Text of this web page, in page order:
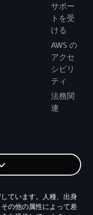
サポー
トを受
ける
AWS の
アクセ
シビリ
ティ
法務関
連
ています。人種、出身
の他の属性によって差